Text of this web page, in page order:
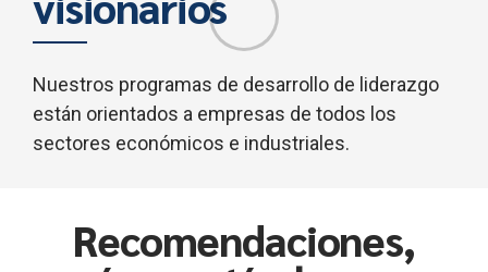
Nuestros programas de desarrollo de liderazgo
están orientados a empresas de todos los
sectores económicos e industriales.
Recomendaciones,